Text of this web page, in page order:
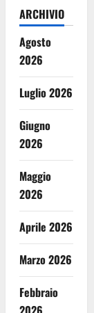
ARCHIVIO
Agosto
2026
Luglio 2026
Giugno
2026
Maggio
2026
Aprile 2026
Marzo 2026
Febbraio